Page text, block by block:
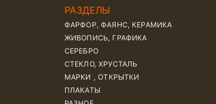
РАЗДЕЛЫ
ФАРФОР, ФАЯНС, КЕРАМИКА
ЖИВОПИСЬ, ГРАФИКА
СЕРЕБРО
СТЕКЛО, ХРУСТАЛЬ
МАРКИ , ОТКРЫТКИ
ПЛАКАТЫ